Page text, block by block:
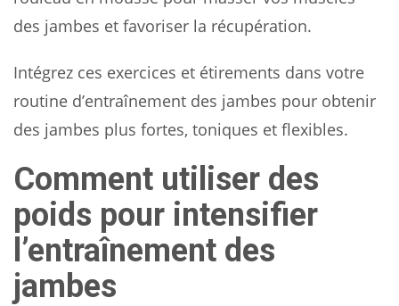
des jambes et favoriser la récupération.
Intégrez ces exercices et étirements dans votre
routine d’entraînement des jambes pour obtenir
des jambes plus fortes, toniques et flexibles.
Comment utiliser des
poids pour intensifier
l’entraînement des
jambes